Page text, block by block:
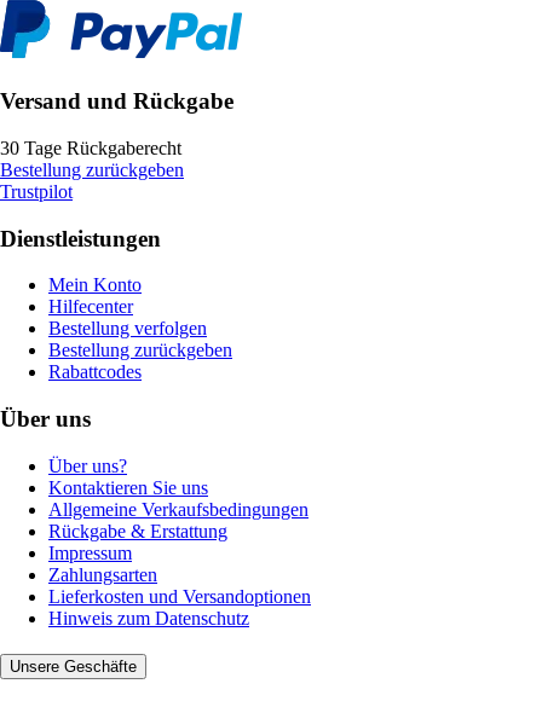
Versand und Rückgabe
30 Tage Rückgaberecht
Bestellung zurückgeben
Trustpilot
Dienstleistungen
Mein Konto
Hilfecenter
Bestellung verfolgen
Bestellung zurückgeben
Rabattcodes
Über uns
Über uns?
Kontaktieren Sie uns
Allgemeine Verkaufsbedingungen
Rückgabe & Erstattung
Impressum
Zahlungsarten
Lieferkosten und Versandoptionen
Hinweis zum Datenschutz
Unsere Geschäfte